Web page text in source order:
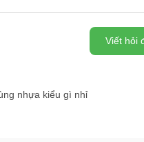
Viết hỏi
nhựa kiểu gì nhỉ